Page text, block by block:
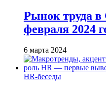
Рынок труда
февраля 2024
6 марта 2024
HR-беседы